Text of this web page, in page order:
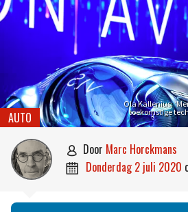
Ola Kallenius:
toekomstige
AUTO
 door Marc Horckmans
 donderdag 2 juli 2020